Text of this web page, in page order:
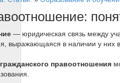
— юридическая связь между
выражающаяся в наличии у них
правоотношения